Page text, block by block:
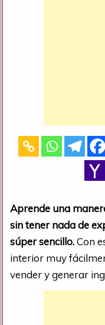
Aprende una
sin tener nada de
súper sencillo.Con
interior muy
vender y generar